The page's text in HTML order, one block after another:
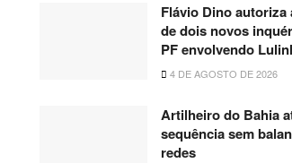
Flávio Dino autoriza
de dois novos
PF envolvendo
4 DE AGOSTO DE 2026
Artilheiro do Bahia
sequência sem
redes